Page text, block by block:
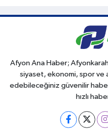
Afyon Ana Haber;
siyaset, ekonomi, spor ve
edebileceğiniz güvenilir haber
hızlı